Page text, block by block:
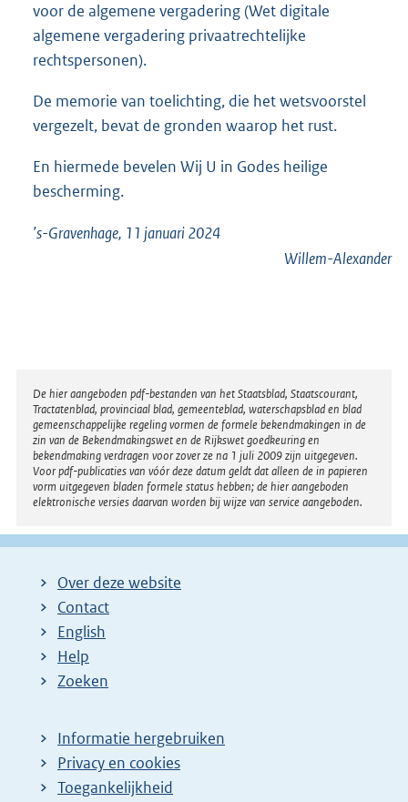
voor de algemene vergadering (Wet digitale
algemene vergadering privaatrechtelijke
rechtspersonen).
De memorie van toelichting, die het wetsvoorstel
vergezelt, bevat de gronden waarop het rust.
En hiermede bevelen Wij U in Godes heilige
bescherming.
’s-Gravenhage, 11 januari 2024
Willem-Alexander
Disclaimer
De hier aangeboden pdf-bestanden van het Staatsblad, Staatscourant,
Tractatenblad, provinciaal blad, gemeenteblad, waterschapsblad en blad
gemeenschappelijke regeling vormen de formele bekendmakingen in de
zin van de Bekendmakingswet en de Rijkswet goedkeuring en
bekendmaking verdragen voor zover ze na 1 juli 2009 zijn uitgegeven.
Voor pdf-publicaties van vóór deze datum geldt dat alleen de in papieren
vorm uitgegeven bladen formele status hebben; de hier aangeboden
elektronische versies daarvan worden bij wijze van service aangeboden.
Over deze website
Contact
English
Help
Zoeken
Informatie hergebruiken
Privacy en cookies
Toegankelijkheid